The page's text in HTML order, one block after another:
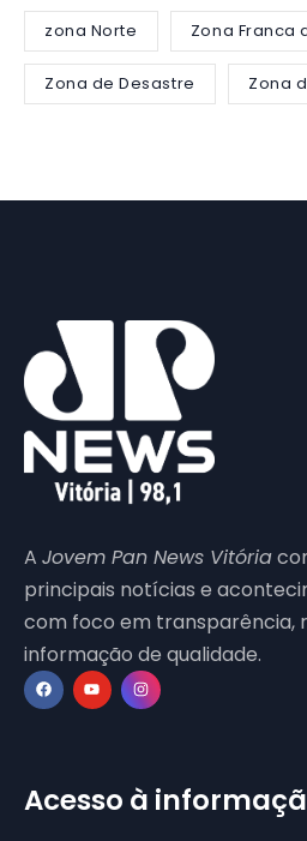
zona Norte Zona Franca
Zona de Desastre Zona
A Jovem Pan News Vitória
principais notícias e
com foco em transparência,
informação de qualidade.
Acesso à